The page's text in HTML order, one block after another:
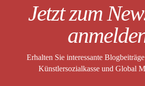
Jetzt zum
Erhalten Sie interessante
Künstlersozialkasse und Global